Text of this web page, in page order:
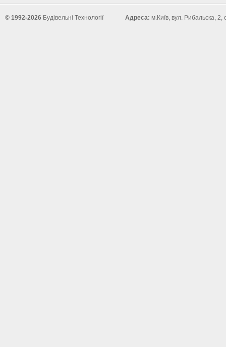
© 1992-2026 Будівельні Технології Адреса: м.Київ, вул. Рибальска, 2,